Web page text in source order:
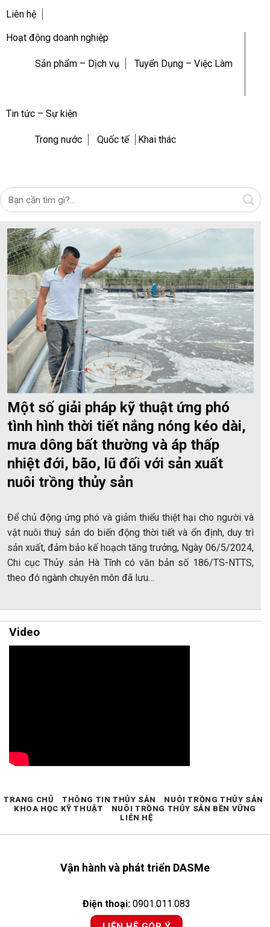
Liên hệ
Hoạt động doanh nghiệp
Sản phẩm – Dịch vụ Tuyển Dụng – Việc Làm
Tin tức – Sự kiện
Trong nước Quốc tế Khai thác
Một số giải pháp kỹ thuật ứng phó
tình hình thời tiết nắng nóng kéo dài,
mưa dông bất thường và áp thấp
nhiệt đới, bão, lũ đối với sản xuất
nuôi trồng thủy sản
Để chủ động ứng phó và giảm thiểu thiệt hại cho người và
vật nuôi thuỷ sản do biến động thời tiết và ổn định, duy trì
sản xuất, đảm bảo kế hoạch tăng trưởng, Ngày 06/5/2024,
Chi cục Thủy sản Hà Tĩnh có văn bản số 186/TS-NTTS,
theo đó ngành chuyên môn đã lưu…
Video
Vận hành và phát triển DASMe
Điện thoại: 0901.011.083
TRANG CHỦ THÔNG TIN THỦY SẢN
NUÔI TRỒNG THỦY SẢN
KHOA HỌC KỸ THUẬT
NUÔI TRỒNG THỦY SẢN BỀN VỮNG
LIÊN HỆ